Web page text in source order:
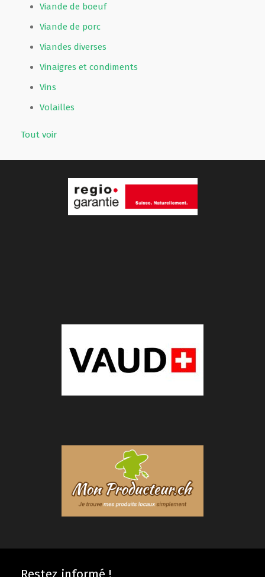
Viande de boeuf
Viande de porc
Viandes diverses
Vinaigres et condiments
Vins
Volailles
Tout voir